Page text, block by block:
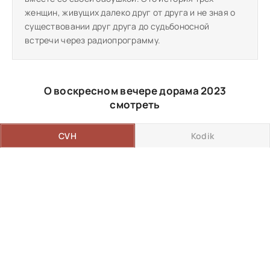
женщин, живущих далеко друг от друга и не зная о
существовании друг друга до судьбоносной
встречи через радиопрограмму.
О воскресном вечере дорама 2023
смотреть
CVH Kodik